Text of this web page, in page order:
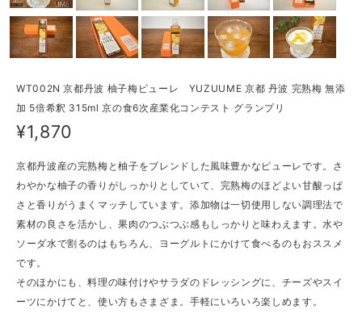
WT002N 京都丹波 柚子梅ピューレ YUZUUME 京都 丹波 完熟梅 無添
加 5倍希釈 315ml 京の食6次産業化コンテスト グランプリ
¥1,870
京都丹波産の完熟梅と柚子をブレンドした風味豊かなピューレです。さ
わやかな柚子の香りがしっかりとしていて、完熟梅のほどよい甘酸っぱ
さと香りがうまくマッチしています。添加物は一切使用しない調理法で
素材の良さを活かし、果肉のつぶつぶ感もしっかりと味わえます。水や
ソーダ水で割るのはもちろん、ヨーグルトにかけて食べるのもおススメ
です。
そのほかにも、料理の味付けやサラダのドレッシングに、チーズやスイ
ーツにかけてと、使い方もさまざま。手軽にいろいろ楽しめます。